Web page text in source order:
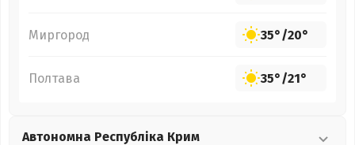
Миргород 35°/20°
Полтава 35°/21°
Автономна Республіка Крим